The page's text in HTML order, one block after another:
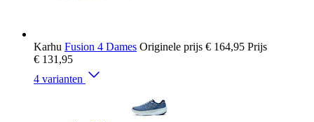
Karhu Fusion 4 Dames Originele prijs € 164,95 Prijs
€ 131,95
4 varianten